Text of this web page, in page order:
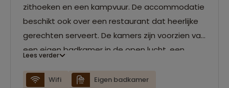
zithoeken en een kampvuur. De accommodatie
beschikt ook over een restaurant dat heerlijke
gerechten serveert. De kamers zijn voorzien van
een eigen badkamer in de open lucht, een
ventilator om af te koelen is aanwezig. WiFi is
Lees verder
Wifi
Eigen badkamer